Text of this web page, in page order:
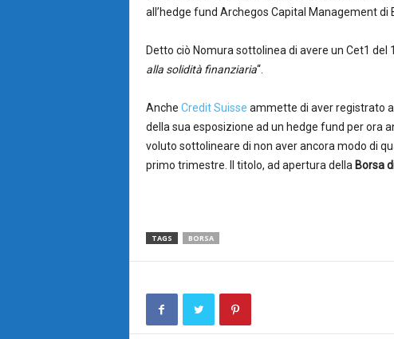
all’hedge fund Archegos Capital Management di
Detto ciò Nomura sottolinea di avere un Cet1 del
alla solidità finanziaria“.
Anche Credit Suisse ammette di aver registrato
della sua esposizione ad un hedge fund per ora
voluto sottolineare di non aver ancora modo di
primo trimestre. Il titolo, ad apertura della Borsa
TAGS BORSA